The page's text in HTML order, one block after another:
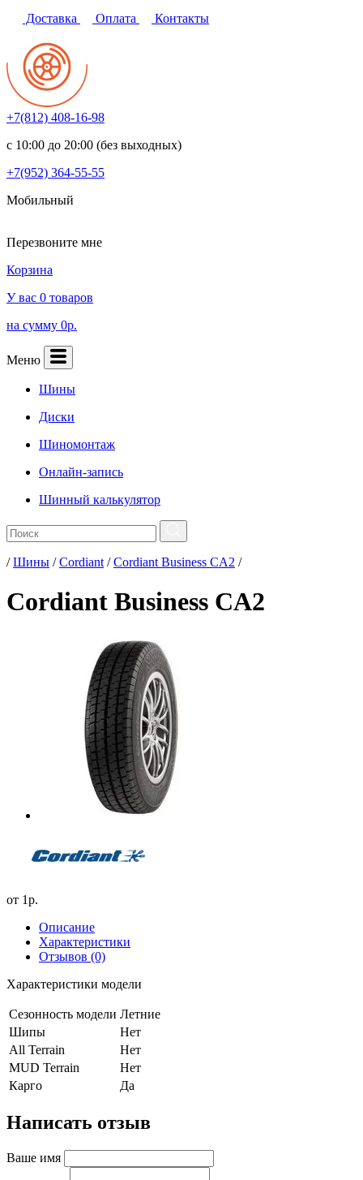
Доставка Оплата Контакты
+7(812) 408-16-98
с 10:00 до 20:00 (без выходных)
+7(952) 364-55-55
Мобильный
Перезвоните мне
Корзина
У вас 0 товаров
на сумму 0р.
Меню
Шины
Диски
Шиномонтаж
Онлайн-запись
Шинный калькулятор
/Шины /Cordiant /Cordiant Business CA2 /
Cordiant Business CA2
от 1р.
Описание
Характеристики
Отзывов (0)
Характеристики модели
Сезонность модели Летние
Шипы
Нет
All Terrain
Нет
MUD Terrain
Нет
Карго
Да
Написать отзыв
Ваше имя